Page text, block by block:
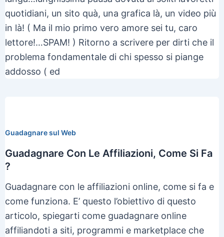
quotidiani, un sito quà, una grafica là, un video più
in là! ( Ma il mio primo vero amore sei tu, caro
lettore!…SPAM! ) Ritorno a scrivere per dirti che il
problema fondamentale di chi spesso si piange
addosso ( ed
Guadagnare sul Web
Guadagnare Con Le Affiliazioni, Come Si Fa
?
Guadagnare con le affiliazioni online, come si fa e
come funziona. E’ questo l’obiettivo di questo
articolo, spiegarti come guadagnare online
affiliandoti a siti, programmi e marketplace che